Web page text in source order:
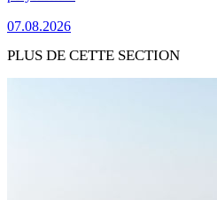
07.08.2026
PLUS DE CETTE SECTION